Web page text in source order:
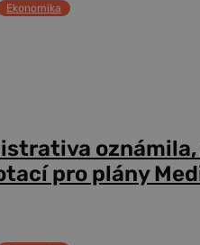
Ekonomika
pro plány